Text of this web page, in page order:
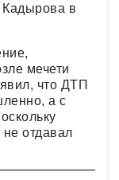
в
мечети
что ДТП
а с
отдавал